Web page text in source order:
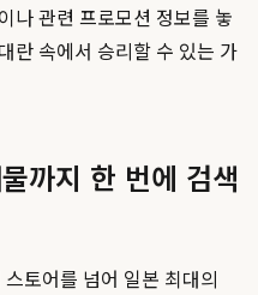
나 관련 프로모션 정보를 놓
란 속에서 승리할 수 있는 가
까지 한 번에 검색
토어를 넘어 일본 최대의